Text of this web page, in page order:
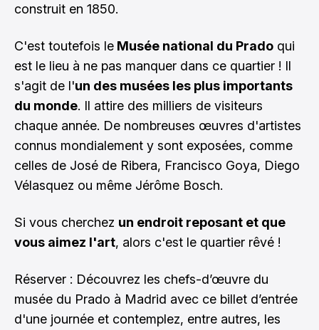
construit en 1850.
C'est toutefois le Musée national du Prado qui
est le lieu à ne pas manquer dans ce quartier ! Il
s'agit de l'un des musées les plus importants
du monde. Il attire des milliers de visiteurs
chaque année. De nombreuses œuvres d'artistes
connus mondialement y sont exposées, comme
celles de José de Ribera, Francisco Goya, Diego
Vélasquez ou même Jérôme Bosch.
Si vous cherchez un endroit reposant et que
vous aimez l'art, alors c'est le quartier rêvé !
Réserver : Découvrez les chefs-d’œuvre du
musée du Prado à Madrid avec ce billet d’entrée
d'une journée et contemplez, entre autres, les